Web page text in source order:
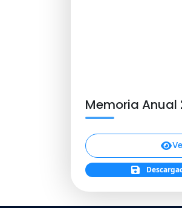
Memoria Anual